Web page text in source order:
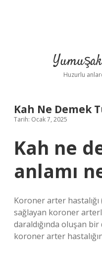
Huzurlu
Kah Ne Demek
Tarih: Ocak 7, 2025
Kah ne
anlamı
Koroner arter hastalığı
sağlayan koroner
daraldığında oluşan bir
koroner arter